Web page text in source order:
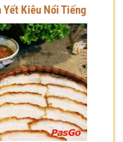
Yết Kiêu Nổi Tiếng